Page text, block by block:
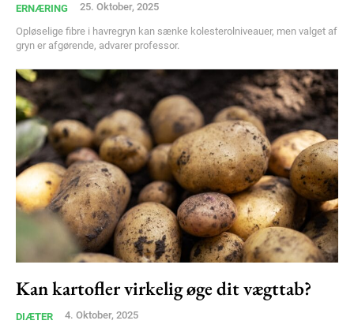
Subscription Plans
Free limited access
ERNÆRING 25. Oktober, 2025
Opløselige fibre i havregryn kan sænke kolesterolniveauer, men valget af
gryn er afgørende, advarer professor.
Kan kartofler virkelig øge dit vægttab?
DIÆTER 4. Oktober, 2025